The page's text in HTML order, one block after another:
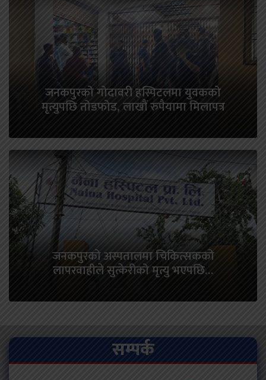
जनकपुरको गोदावरी हस्पिटलमा युवकको
मृत्युपछि तोडफोड, लाखौं रुपैयामा मिलापत्र
जनकपुरको अस्पतालमा चिकित्सकको
लापरवाहीले सुत्केरीको मृत्यु भएपछि…
सम्पर्क